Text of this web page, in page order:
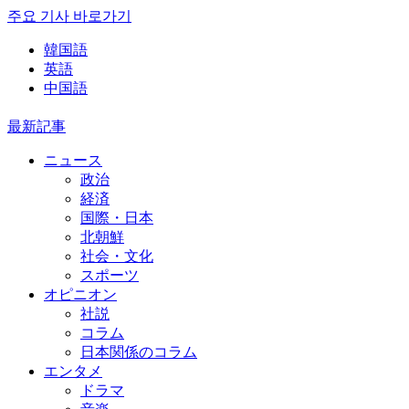
주요 기사 바로가기
韓国語
英語
中国語
最新記事
ニュース
政治
経済
国際・日本
北朝鮮
社会・文化
スポーツ
オピニオン
社説
コラム
日本関係のコラム
エンタメ
ドラマ